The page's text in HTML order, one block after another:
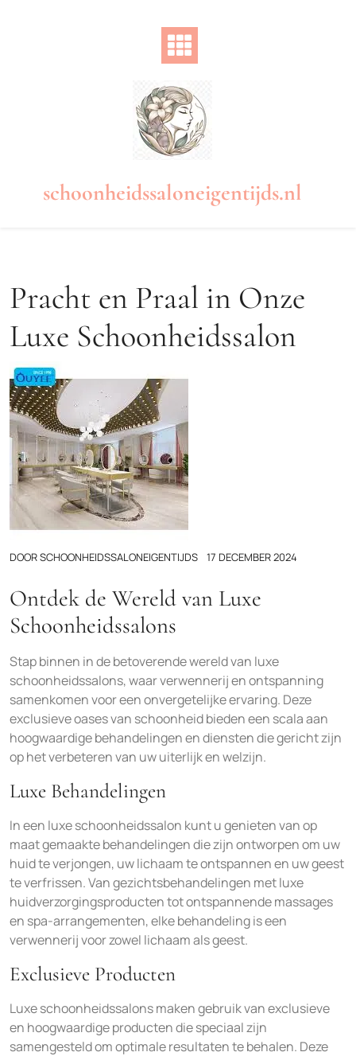
schoonheidssaloneigentijds.nl
Pracht en Praal in Onze
Luxe Schoonheidssalon
DOORSCHOONHEIDSSALONEIGENTIJDS 17 DECEMBER 2024
Ontdek de Wereld van Luxe
Schoonheidssalons
Stap binnen in de betoverende wereld van luxe
schoonheidssalons, waar verwennerij en ontspanning
samenkomen voor een onvergetelijke ervaring. Deze
exclusieve oases van schoonheid bieden een scala aan
hoogwaardige behandelingen en diensten die gericht zijn
op het verbeteren van uw uiterlijk en welzijn.
Luxe Behandelingen
In een luxe schoonheidssalon kunt u genieten van op
maat gemaakte behandelingen die zijn ontworpen om uw
huid te verjongen, uw lichaam te ontspannen en uw geest
te verfrissen. Van gezichtsbehandelingen met luxe
huidverzorgingsproducten tot ontspannende massages
en spa-arrangementen, elke behandeling is een
verwennerij voor zowel lichaam als geest.
Exclusieve Producten
Luxe schoonheidssalons maken gebruik van exclusieve
en hoogwaardige producten die speciaal zijn
samengesteld om optimale resultaten te behalen. Deze